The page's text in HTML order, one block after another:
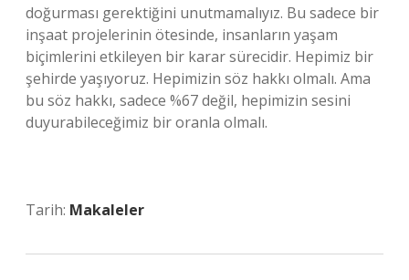
doğurması gerektiğini unutmamalıyız. Bu sadece bir
inşaat projelerinin ötesinde, insanların yaşam
biçimlerini etkileyen bir karar sürecidir. Hepimiz bir
şehirde yaşıyoruz. Hepimizin söz hakkı olmalı. Ama
bu söz hakkı, sadece %67 değil, hepimizin sesini
duyurabileceğimiz bir oranla olmalı.
Tarih: Makaleler